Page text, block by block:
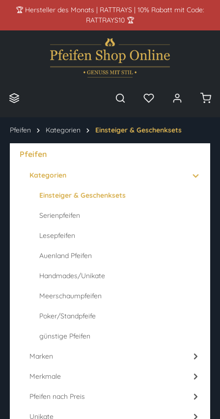
springen
🏆 Hersteller des Monats | RATTRAYS | 10% Rabatt mit Code:
RATTRAYS10 🏆
Pfeifen Kategorien Einsteiger & Geschenksets
Pfeifen
Kategorien
Einsteiger & Geschenksets
Serienpfeifen
Lesepfeifen
Auenland Pfeifen
Handmades/Unikate
Meerschaumpfeifen
Poker/Standpfeife
günstige Pfeifen
Marken
Merkmale
Pfeifen nach Preis
Unikate